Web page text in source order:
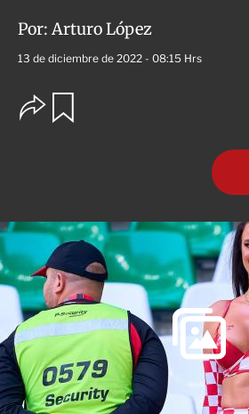
Por:Arturo López
13 de diciembre de 2022 - 08:15 Hrs
O
p
s
d
e
c
o
m
p
a
r
t
i
r